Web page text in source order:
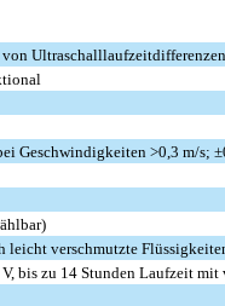
Ultraschalllaufzeitdifferenzen
Geschwindigkeiten >0,3 m/s;
leicht verschmutzte
bis zu 14 Stunden Laufzeit